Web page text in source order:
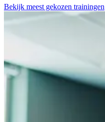
Bekijk meest gekozen trainingen